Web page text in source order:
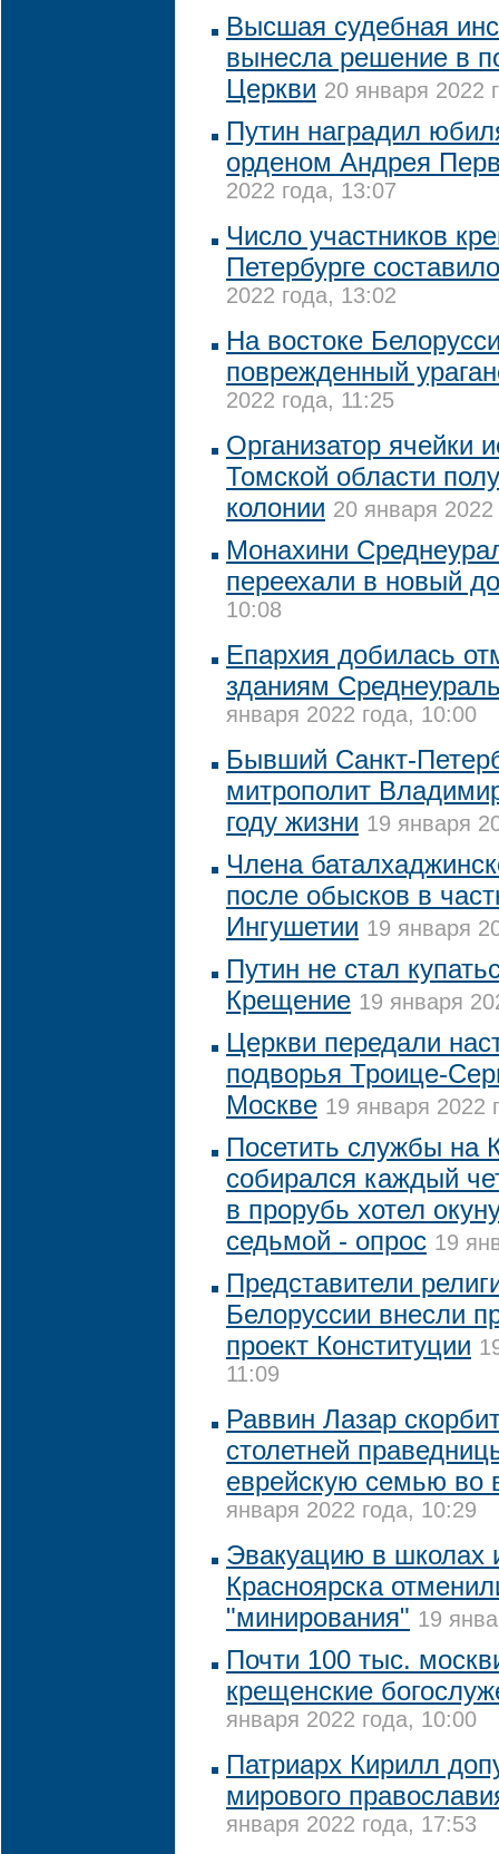
Высшая судебная
вынесла решение в
Церкви 20 января 2022
Путин наградил
орденом Андрея
2022 года, 13:07
Число участников
Петербурге
2022 года, 13:02
На востоке
поврежденный
2022 года, 11:25
Организатор ячейки
Томской области
колонии 20 января
Монахини
переехали в новый
10:08
Епархия добилась
зданиям
января 2022 года, 10:00
Бывший Санкт-
митрополит
году жизни 19 января
Члена
после обысков в
Ингушетии 19 января
Путин не стал
Крещение 19 января
Церкви передали
подворья Троице-
Москве 19 января 2022
Посетить службы на
собирался каждый
в прорубь хотел
седьмой - опрос 19
Представители
Белоруссии внесли
проект Конституции
11:09
Раввин Лазар
столетней
еврейскую семью во
января 2022 года, 10:29
Эвакуацию в школах
Красноярска
"минирования" 19
Почти 100 тыс.
крещенские
января 2022 года, 10:00
Патриарх Кирилл
мирового
января 2022 года, 17:53